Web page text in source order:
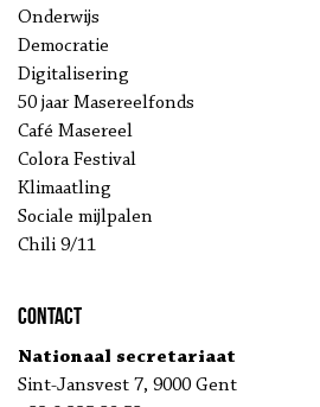
Onderwijs
Democratie
Digitalisering
50 jaar Masereelfonds
Café Masereel
Colora Festival
Klimaatling
Sociale mijlpalen
Chili 9/11
Contact
Nationaal secretariaat
Sint-Jansvest 7, 9000 Gent